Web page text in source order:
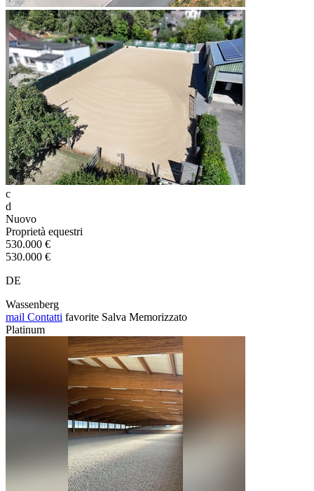
c
d
Nuovo
Proprietà equestri
530.000 €
530.000 €
DE
Wassenberg
mail Contatti favorite Salva Memorizzato
Platinum